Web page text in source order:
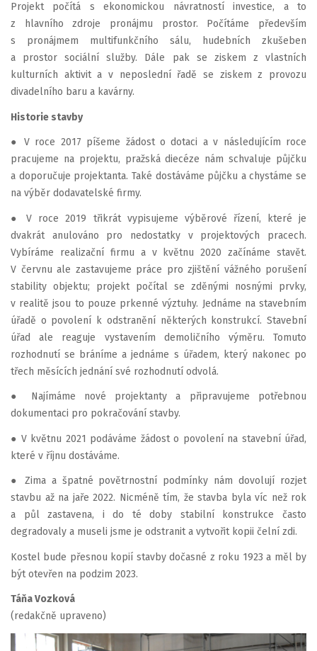
Projekt počítá s ekonomickou návratností investice, a to
z hlavního zdroje pronájmu prostor. Počítáme především
s pronájmem multifunkčního sálu, hudebních zkušeben
a prostor sociální služby. Dále pak se ziskem z vlastních
kulturních aktivit a v neposlední řadě se ziskem z provozu
divadelního baru a kavárny.
Historie stavby
● V roce 2017 píšeme žádost o dotaci a v následujícím roce
pracujeme na projektu, pražská diecéze nám schvaluje půjčku
a doporučuje projektanta. Také dostáváme půjčku a chystáme se
na výběr dodavatelské firmy.
● V roce 2019 třikrát vypisujeme výběrové řízení, které je
dvakrát anulováno pro nedostatky v projektových pracech.
Vybíráme realizační firmu a v květnu 2020 začínáme stavět.
V červnu ale zastavujeme práce pro zjištění vážného porušení
stability objektu; projekt počítal se zděnými nosnými prvky,
v realitě jsou to pouze prkenné výztuhy. Jednáme na stavebním
úřadě o povolení k odstranění některých konstrukcí. Stavební
úřad ale reaguje vystavením demoličního výměru. Tomuto
rozhodnutí se bráníme a jednáme s úřadem, který nakonec po
třech měsících jednání své rozhodnutí odvolá.
● Najímáme nové projektanty a připravujeme potřebnou
dokumentaci pro pokračování stavby.
● V květnu 2021 podáváme žádost o povolení na stavební úřad,
které v říjnu dostáváme.
● Zima a špatné povětrnostní podmínky nám dovolují rozjet
stavbu až na jaře 2022. Nicméně tím, že stavba byla víc než rok
a půl zastavena, i do té doby stabilní konstrukce často
degradovaly a museli jsme je odstranit a vytvořit kopii čelní zdi.
Kostel bude přesnou kopií stavby dočasné z roku 1923 a měl by
být otevřen na podzim 2023.
Táňa Vozková
(redakčně upraveno)